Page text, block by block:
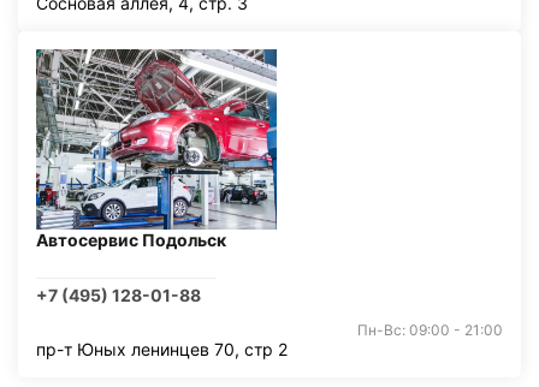
Автосервис Подольск
+7 (495) 128-01-88
Пн-Вс: 09:00 - 21:00
пр-т Юных ленинцев 70, стр 2